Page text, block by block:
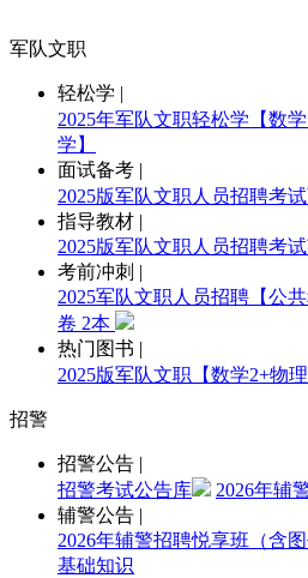
军队文职
轻松学 |
2025年军队文职轻松学【数学
学】
面试备考 |
2025版军队文职人员招聘考
指导教材 |
2025版军队文职人员招聘考
考前冲刺 |
2025军队文职人员招聘【公
卷 2本
热门图书 |
2025版军队文职【数学2+物
招警
招警公告 |
招警考试公告库
2026年辅
辅警公告 |
2026年辅警招聘悦享班（含图
基础知识